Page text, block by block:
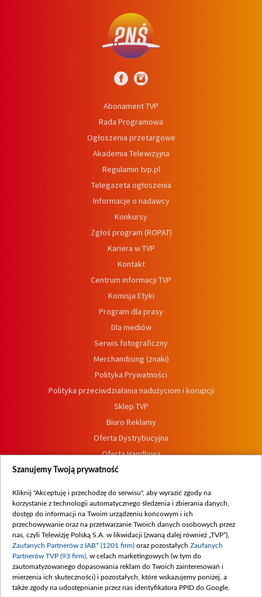
Abonament TVP
Rada Programowa
Ogłoszenia przetargowe
Akademia Telewizyjna
Regulamin tvp.pl
Telegazeta ogłoszenia
Informacje o nadawcy
Konkursy
Zgłoś program (ROPAT)
Kariera w TVP
Kontakt
Centrum informacji TVP
Komisja Etyki
Program dla prasy
Dla mediów
Serwis fotograficzny
Merchandising (znaki)
Polityka Prywatności
Polityka przeciwdziałania nadużyciom i korupcji
Sklep TVP
Biuro Reklamy
Oferta Dystrybucyjna
Oferta Handlowa
Dostępność
Procedura zgłoszeń wewnętrznych
Szanujemy Twoją prywatność
Kliknij "Akceptuję i przechodzę do serwisu", aby wyrazić zgody na
korzystanie z technologii automatycznego śledzenia i zbierania danych,
dostęp do informacji na Twoim urządzeniu końcowym i ich
przechowywanie oraz na przetwarzanie Twoich danych osobowych przez
nas, czyli Telewizję Polską S.A. w likwidacji (zwaną dalej również „TVP”),
Zaufanych Partnerów z IAB* (1201 firm) oraz pozostałych Zaufanych
Partnerów TVP (93 firm) , w celach marketingowych (w tym do
zautomatyzowanego dopasowania reklam do Twoich zainteresowań i
mierzenia ich skuteczności) i pozostałych, które wskazujemy poniżej, a
także zgody na udostępnianie przez nas identyfikatora PPID do Google.